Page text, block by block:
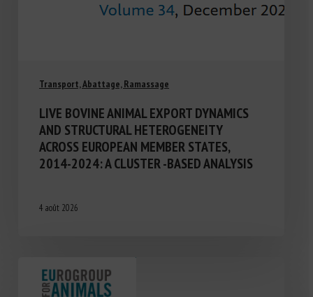
Transport, Abattage, Ramassage
LIVE BOVINE ANIMAL EXPORT DYNAMICS
AND STRUCTURAL HETEROGENEITY
ACROSS EUROPEAN MEMBER STATES,
2014-2024: A CLUSTER -BASED ANALYSIS
4 août 2026